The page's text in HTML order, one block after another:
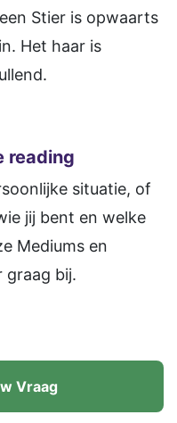
Stier is opwaarts
Het haar is
reading
situatie, of
jij bent en welke
Mediums en
graag bij.
Vraag